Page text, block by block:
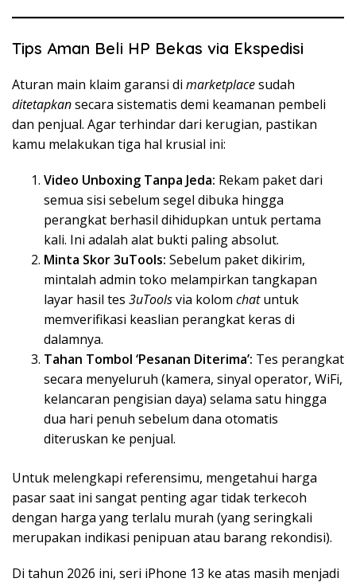
Tips Aman Beli HP Bekas via Ekspedisi
Aturan main klaim garansi di marketplacesudah
ditetapkansecara sistematis demi keamanan pembeli
dan penjual. Agar terhindar dari kerugian, pastikan
kamu melakukan tiga hal krusial ini:
Video Unboxing Tanpa Jeda: Rekam paket dari
semua sisi sebelum segel dibuka hingga
perangkat berhasil dihidupkan untuk pertama
kali. Ini adalah alat bukti paling absolut.
Minta Skor 3uTools: Sebelum paket dikirim,
mintalah admin toko melampirkan tangkapan
layar hasil tes 3uToolsvia kolom chatuntuk
memverifikasi keaslian perangkat keras di
dalamnya.
Tahan Tombol ‘Pesanan Diterima’: Tes perangkat
secara menyeluruh (kamera, sinyal operator, WiFi,
kelancaran pengisian daya) selama satu hingga
dua hari penuh sebelum dana otomatis
diteruskan ke penjual.
Untuk melengkapi referensimu, mengetahui harga
pasar saat ini sangat penting agar tidak terkecoh
dengan harga yang terlalu murah (yang seringkali
merupakan indikasi penipuan atau barang rekondisi).
Di tahun 2026 ini, seri iPhone 13 ke atas masih menjadi